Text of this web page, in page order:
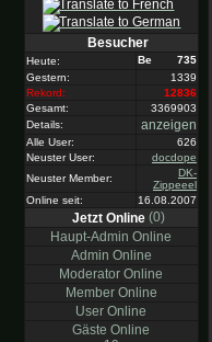
Besucher
Heute:
735
Gestern:
1339
Rekord:
12836
Gesamt:
3369903
Details:
anzeigen
Alle User:
626
Neuster User:
docdope
Neuster Member:
DK-
Zippeeel
Online seit:
16.08.2007
Jetzt Online (0)
Haupt-Admin Online
Admin Online
Moderator Online
Member Online
User Online
Gäste Online